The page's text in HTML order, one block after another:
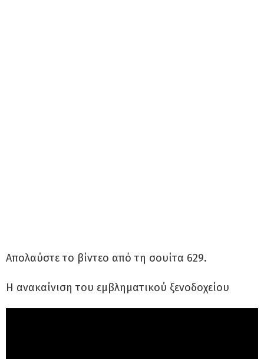
Απολαύστε το βίντεο από τη σουίτα 629.
Η ανακαίνιση του εμβληματικού ξενοδοχείου